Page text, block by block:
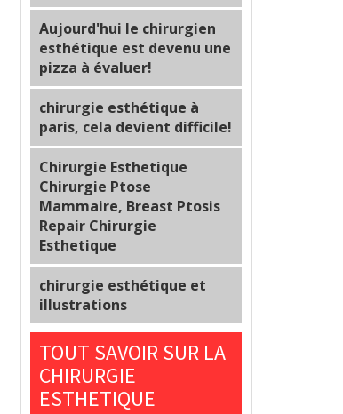
Aujourd'hui le chirurgien
esthétique est devenu une
pizza à évaluer!
chirurgie esthétique à
paris, cela devient difficile!
Chirurgie Esthetique
Chirurgie Ptose
Mammaire, Breast Ptosis
Repair Chirurgie
Esthetique
chirurgie esthétique et
illustrations
TOUT SAVOIR SUR LA
CHIRURGIE
ESTHETIQUE